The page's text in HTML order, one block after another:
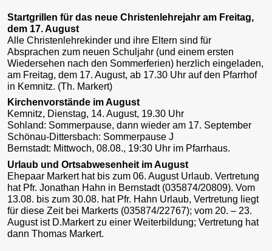
Startgrillen für das neue Christenlehrejahr am Freitag,
dem 17. August
Alle Christenlehrekinder und ihre Eltern sind für
Absprachen zum neuen Schuljahr (und einem ersten
Wiedersehen nach den Sommerferien) herzlich eingeladen,
am Freitag, dem 17. August, ab 17.30 Uhr auf den Pfarrhof
in Kemnitz. (Th. Markert)
Kirchenvorstände im August
Kemnitz, Dienstag, 14. August, 19.30 Uhr
Sohland: Sommerpause, dann wieder am 17. September
Schönau-Dittersbach: Sommerpause J
Bernstadt: Mittwoch, 08.08., 19:30 Uhr im Pfarrhaus.
Urlaub und Ortsabwesenheit im August
Ehepaar Markert hat bis zum 06. August Urlaub. Vertretung
hat Pfr. Jonathan Hahn in Bernstadt (035874/20809). Vom
13.08. bis zum 30.08. hat Pfr. Hahn Urlaub, Vertretung liegt
für diese Zeit bei Markerts (035874/22767); vom 20. – 23.
August ist D.Markert zu einer Weiterbildung; Vertretung hat
dann Thomas Markert.